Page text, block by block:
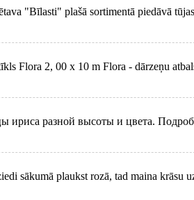
"Bīlasti" plašā sortimentā piedāvā
Flora 2, 00 x 10 m Flora - dārzeņu
ириса разной высоты и цвета.
īrisu s
sākumā plaukst rozā, tad maina krāsu